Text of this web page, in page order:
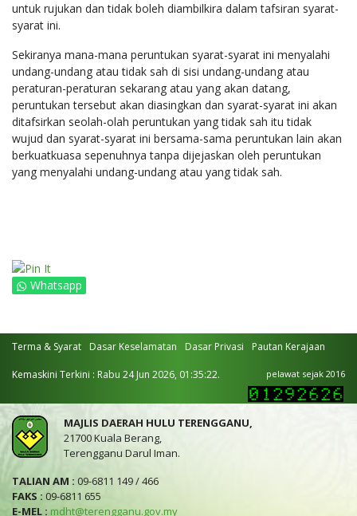
untuk rujukan dan tidak boleh diambilkira dalam tafsiran syarat-
syarat ini.
Sekiranya mana-mana peruntukan syarat-syarat ini menyalahi
undang-undang atau tidak sah di sisi undang-undang atau
peraturan-peraturan sekarang atau yang akan datang,
peruntukan tersebut akan diasingkan dan syarat-syarat ini akan
ditafsirkan seolah-olah peruntukan yang tidak sah itu tidak
wujud dan syarat-syarat ini bersama-sama peruntukan lain akan
berkuatkuasa sepenuhnya tanpa dijejaskan oleh peruntukan
yang menyalahi undang-undang atau yang tidak sah.
Whatsapp
Terma & Syarat Dasar Keselamatan Dasar Privasi Pautan Kerajaan
Kemaskini Terkini : Rabu 24 Jun 2026, 01:35:22. pelawat sejak 2016
MAJLIS DAERAH HULU TERENGGANU,
21700 Kuala Berang,
Terengganu Darul Iman.
TALIAN AM : 09-6811 149 / 466
FAKS : 09-6811 655
E-MEL : mdht@terengganu.gov.my